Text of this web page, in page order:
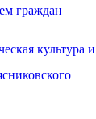
граждан
культура и